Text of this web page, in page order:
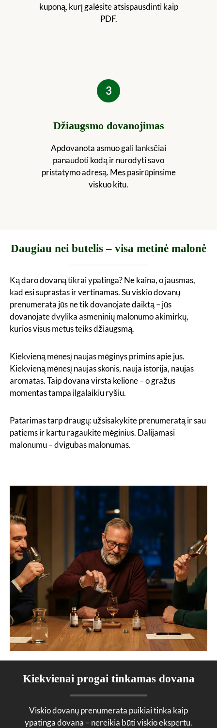
kuponą, kurį galėsite atsispausdinti kaip
PDF.
3
Džiaugsmo dovanojimas
Apdovanota asmuo gali lanksčiai
panaudoti kodą ir nurodyti savo
pristatymo adresą. Mes pasirūpinsime
viskuo kitu.
Daugiau nei butelis – visa metinė malonė
Ką daro dovaną tikrai ypatinga? Ne kaina, o jausmas,
kad esi suprastas ir vertinamas. Su viskio dovanų
prenumerata jūs ne tik dovanojate daiktą – jūs
dovanojate dvylika asmeninių malonumo akimirkų,
kurios visus metus teiks džiaugsmą.
Kiekvieną mėnesį naujas mėginys primins apie jus.
Kiekvieną mėnesį naujas skonis, nauja istorija, naujas
aromatas. Taip dovana virsta kelione – o gražus
momentas tampa ilgalaikiu ryšiu.
Patarimas tarp draugų: užsisakykite prenumeratą ir sau
patiems ir kartu ragaukite mėginius. Dalijamasi
malonumu – dvigubas malonumas.
Kiekvienai progai tinkamas dovana
Viskio dovanų prenumerata puikiai tinka kaip
ypatinga dovana – nereikia būti viskio ekspertu.